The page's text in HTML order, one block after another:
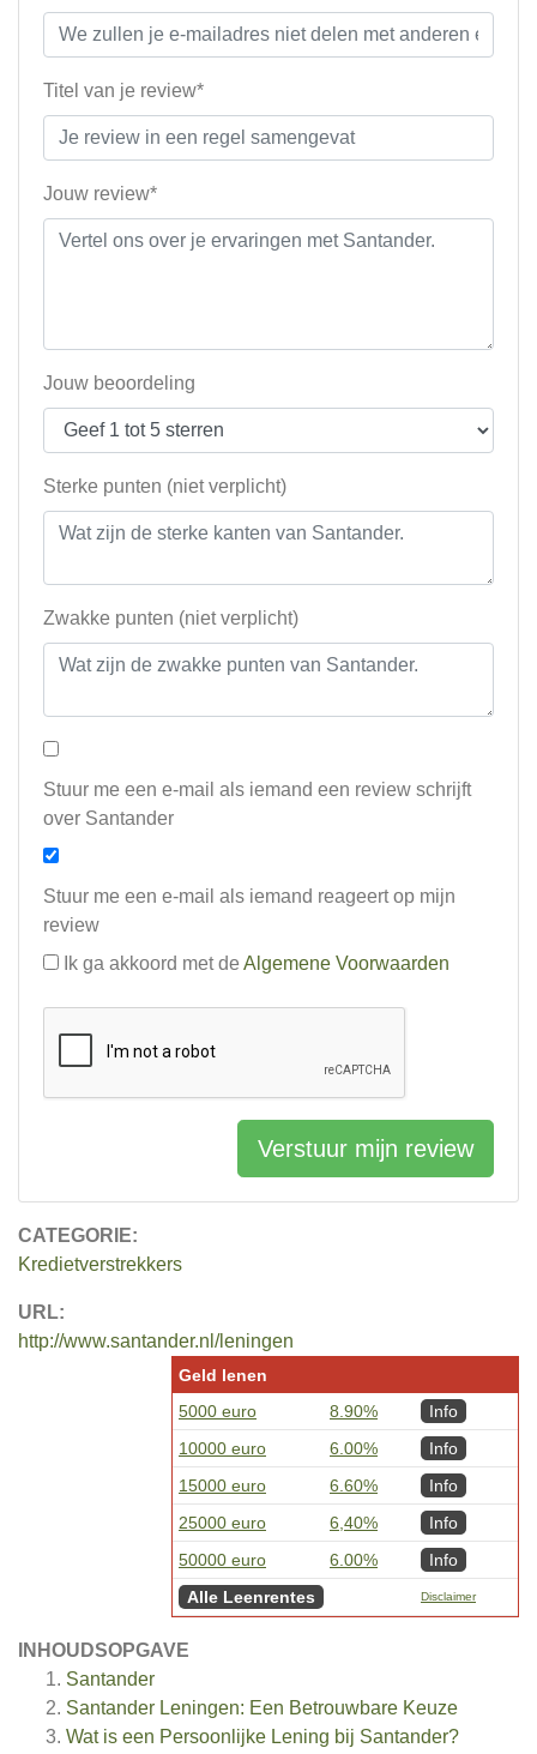
CATEGORIE:
Kredietverstrekkers
URL:
http://www.santander.nl/leningen
Geld lenen
5000 euro
8.90%
Info
10000 euro
6.00%
Info
15000 euro
6.60%
Info
25000 euro
6,40%
Info
50000 euro
6.00%
Info
Alle Leenrentes
Disclaimer
INHOUDSOPGAVE
Santander
Santander Leningen: Een Betrouwbare Keuze
Wat is een Persoonlijke Lening bij Santander?
Titel van je review*
Jouw review*
Jouw beoordeling
Sterke punten (niet verplicht)
Zwakke punten (niet verplicht)
Stuur me een e-mail als iemand een review schrijft
over Santander
Stuur me een e-mail als iemand reageert op mijn
review
Ik ga akkoord met de Algemene Voorwaarden
Verstuur mijn review